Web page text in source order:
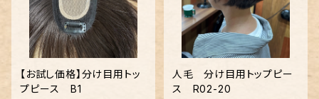
【お試し価格】分け目用トッ
プピース B1
人毛 分け目用トップピー
ス R02-20